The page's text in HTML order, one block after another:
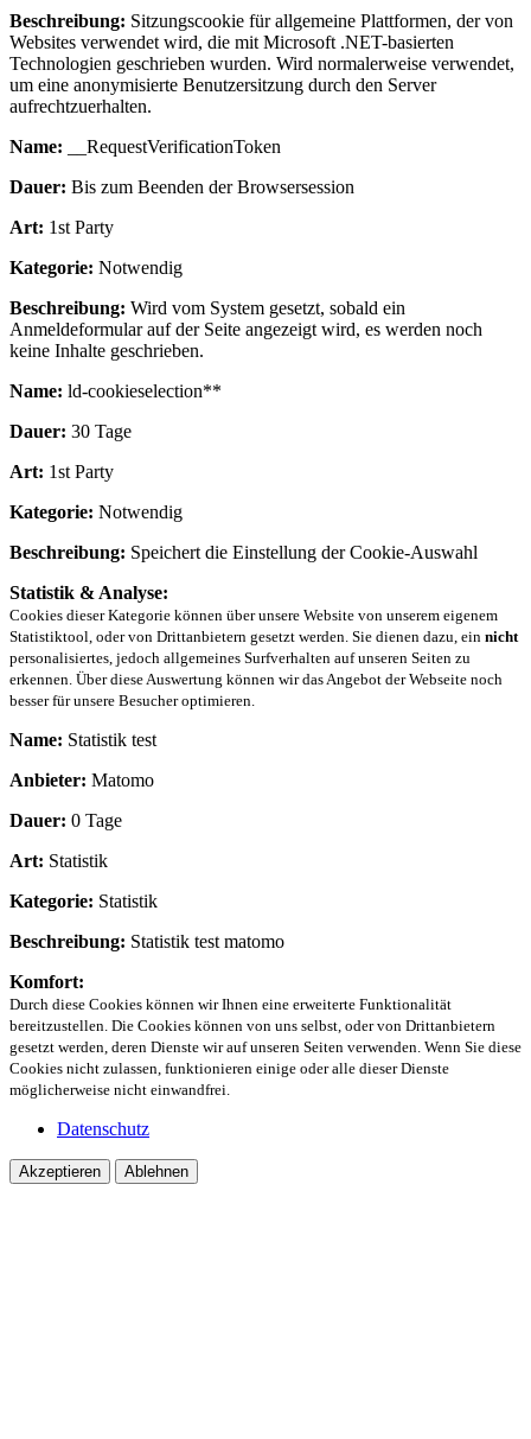
Beschreibung: Sitzungscookie für allgemeine Plattformen, der von
Websites verwendet wird, die mit Microsoft .NET-basierten
Technologien geschrieben wurden. Wird normalerweise verwendet,
um eine anonymisierte Benutzersitzung durch den Server
aufrechtzuerhalten.
Name: __RequestVerificationToken
Dauer: Bis zum Beenden der Browsersession
Art: 1st Party
Kategorie: Notwendig
Beschreibung: Wird vom System gesetzt, sobald ein
Anmeldeformular auf der Seite angezeigt wird, es werden noch
keine Inhalte geschrieben.
Name: ld-cookieselection**
Dauer: 30 Tage
Art: 1st Party
Kategorie: Notwendig
Beschreibung: Speichert die Einstellung der Cookie-Auswahl
Statistik & Analyse:
Cookies dieser Kategorie können über unsere Website von unserem eigenem
Statistiktool, oder von Drittanbietern gesetzt werden. Sie dienen dazu, ein nicht
personalisiertes, jedoch allgemeines Surfverhalten auf unseren Seiten zu
erkennen. Über diese Auswertung können wir das Angebot der Webseite noch
besser für unsere Besucher optimieren.
Name: Statistik test
Anbieter: Matomo
Dauer: 0 Tage
Art: Statistik
Kategorie: Statistik
Beschreibung: Statistik test matomo
Komfort:
Durch diese Cookies können wir Ihnen eine erweiterte Funktionalität
bereitzustellen. Die Cookies können von uns selbst, oder von Drittanbietern
gesetzt werden, deren Dienste wir auf unseren Seiten verwenden. Wenn Sie diese
Cookies nicht zulassen, funktionieren einige oder alle dieser Dienste
möglicherweise nicht einwandfrei.
Datenschutz
Akzeptieren Ablehnen